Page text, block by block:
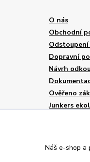
O nás
Obchodní
Dopravní
Návrh
Ověřeno
Junkers
Náš e-shop a